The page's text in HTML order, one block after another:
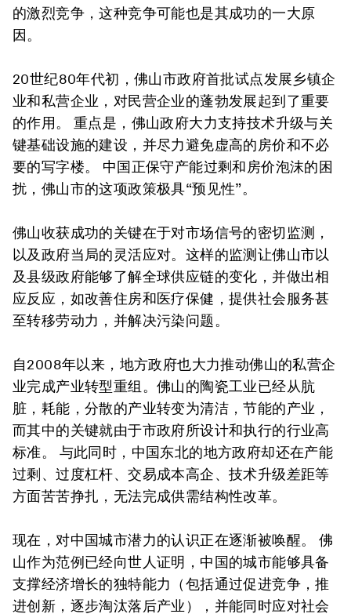
的激烈竞争，这种竞争可能也是其成功的一大原
因。
20世纪80年代初，佛山市政府首批试点发展乡镇企
业和私营企业，对民营企业的蓬勃发展起到了重要
的作用。 重点是，佛山政府大力支持技术升级与关
键基础设施的建设，并尽力避免虚高的房价和不必
要的写字楼。 中国正保守产能过剩和房价泡沫的困
扰，佛山市的这项政策极具“预见性”。
佛山收获成功的关键在于对市场信号的密切监测，
以及政府当局的灵活应对。这样的监测让佛山市以
及县级政府能够了解全球供应链的变化，并做出相
应反应，如改善住房和医疗保健，提供社会服务甚
至转移劳动力，并解决污染问题。
自2008年以来，地方政府也大力推动佛山的私营企
业完成产业转型重组。佛山的陶瓷工业已经从肮
脏，耗能，分散的产业转变为清洁，节能的产业，
而其中的关键就由于市政府所设计和执行的行业高
标准。 与此同时，中国东北的地方政府却还在产能
过剩、过度杠杆、交易成本高企、技术升级差距等
方面苦苦挣扎，无法完成供需结构性改革。
现在，对中国城市潜力的认识正在逐渐被唤醒。 佛
山作为范例已经向世人证明，中国的城市能够具备
支撑经济增长的独特能力（包括通过促进竞争，推
进创新，逐步淘汰落后产业），并能同时应对社会